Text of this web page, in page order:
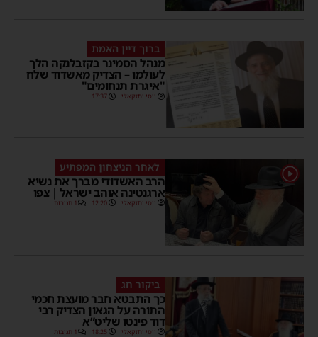
ברוך דיין האמת
מנהל הסמינר בקזבלנקה הלך
לעולמו – הצדיק מאשדוד שלח
"איגרת תנחומים"
יוסי יחזקאלי 17:37
1 לאחר הניצחון המפתיע
הרב האשדודי מברך את נשיא
ארגנטינה אוהב ישראל | צפו
יוסי יחזקאלי 12:20 1 תגובות
ביקור חג
כך התבטא חבר מועצת חכמי
התורה על הגאון הצדיק רבי
דוד פינטו שליט”א
יוסי יחזקאלי 18:25 1 תגובות